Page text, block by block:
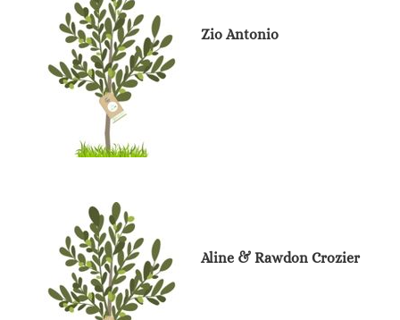
Zio Antonio
Aline & Rawdon Crozier